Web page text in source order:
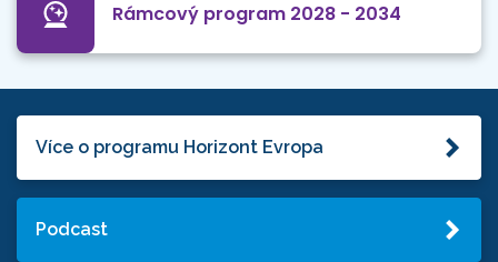
Rámcový program 2028 - 2034
Více o programu Horizont Evropa
Podcast